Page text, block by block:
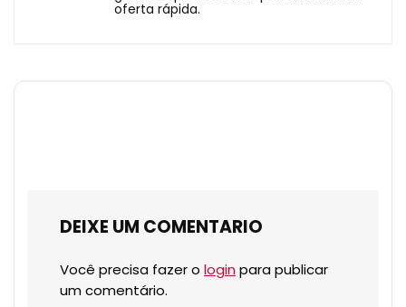
oferta rápida.
DEIXE UM COMENTARIO
Você precisa fazer o login para publicar
um comentário.